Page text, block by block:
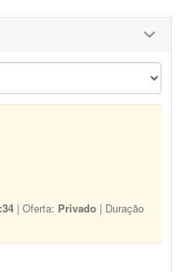
| Oferta: Privado | Duração